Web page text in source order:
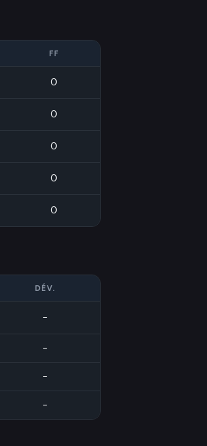
FF
0
0
0
0
0
DÉV.
-
-
-
-